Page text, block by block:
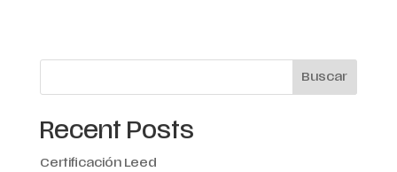
Buscar
Recent Posts
Certificación Leed